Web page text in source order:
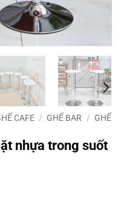
CAFE / GHẾ BAR / GHẾ
nhựa trong suốt